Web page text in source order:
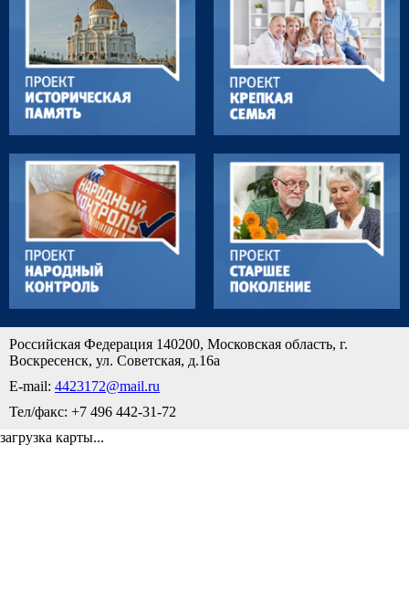
Российская Федерация 140200, Московская область, г.
Воскресенск, ул. Советская, д.16а
E-mail: 4423172@mail.ru
Тел/факс: +7 496 442-31-72
загрузка карты...